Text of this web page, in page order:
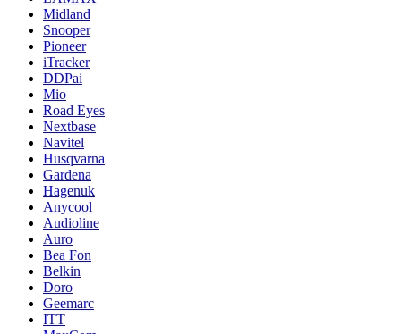
Midland
Snooper
Pioneer
iTracker
DDPai
Mio
Road Eyes
Nextbase
Navitel
Husqvarna
Gardena
Hagenuk
Anycool
Audioline
Auro
Bea Fon
Belkin
Doro
Geemarc
ITT